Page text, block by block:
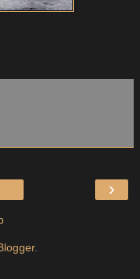
›
.